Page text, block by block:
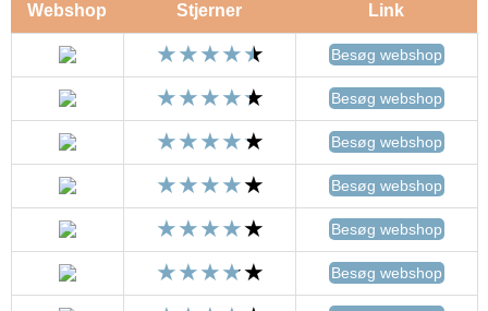
Webshop Stjerner Link
Besøg webshop
Besøg webshop
Besøg webshop
Besøg webshop
Besøg webshop
Besøg webshop